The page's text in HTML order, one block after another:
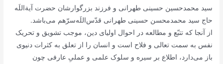
سید محمدحسین حسینی طهرانی و فرزند بزرگوارشان حضرت آیة‌اللَه
حاج سید محمدمحسن حسینی طهرانی قدّس‌اللَه‌سرّهم می‌باشد.
از آنجا که تتبّع و مطالعه در احوال اولیای دین، موجب تشویق و تحریک
نفس به سمت تعالی و فلاح است و انسان را از تعلق به کثرات دنیوی
باز می‌دارد، اطلاع بر سیره و سلوک علمی و عملیِ عارفی چون